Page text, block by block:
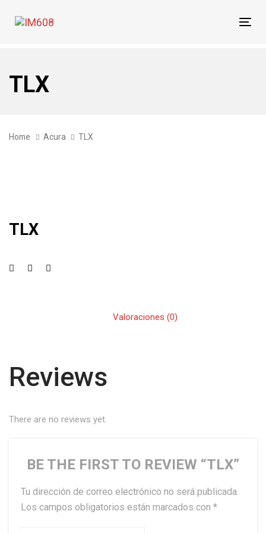
links
to
TLX
Home Acura TLX
TLX
Valoraciones (0)
Reviews
There are no reviews yet.
BE THE FIRST TO REVIEW “TLX”
Tu dirección de correo electrónico no será publicada.
Los campos obligatorios están marcados con *